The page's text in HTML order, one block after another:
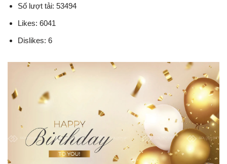
Số lượt tải: 53494
Likes: 6041
Dislikes: 6